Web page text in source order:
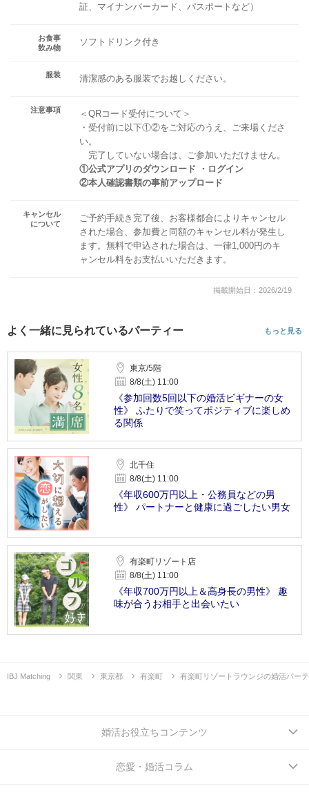
証、マイナンバーカード、パスポートなど）
お食事
飲み物
ソフトドリンク付き
服装 清潔感のある服装でお越しください。
注意事項
＜QRコード受付について＞
・受付前に以下①②をご対応のうえ、ご来場くださ
い。
完了していない場合は、ご参加いただけません。
①公式アプリのダウンロード ・ログイン
②本人確認書類の事前アップロード
キャンセル
について
ご予約手続き完了後、お客様都合によりキャンセル
された場合、参加費と同額のキャンセル料が発生し
ます。無料で申込された場合は、一律1,000円のキ
ャンセル料をお支払いいただきます。
掲載開始日：2026/2/19
よく一緒に見られているパーティー もっと見る
東京/5階
8/8(土) 11:00
《参加回数5回以下の婚活ビギナーの女
性》 ふたりで笑ってポジティブに楽しめ
る関係
北千住
8/8(土) 11:00
《年収600万円以上・公務員などの男
性》 パートナーと健康に過ごしたい男女
有楽町リゾート店
8/8(土) 11:00
《年収700万円以上＆高身長の男性》 趣
味が合うお相手と出会いたい
IBJ Matching 関東 東京都 有楽町 有楽町リゾートラウンジの婚活パー
婚活お役立ちコンテンツ
恋愛・婚活コラム